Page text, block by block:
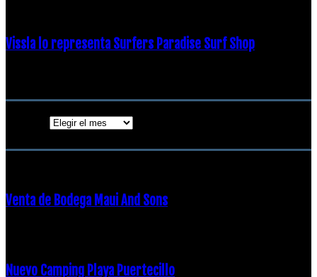
Vissla lo representa Surfers Paradise Surf Shop
Venta de Bodega Maui And Sons
Nuevo Camping Playa Puertecillo